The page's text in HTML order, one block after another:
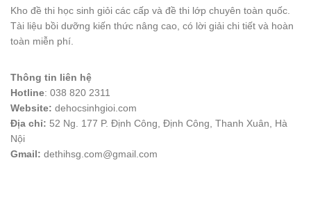
Kho đề thi học sinh giỏi các cấp và đề thi lớp chuyên toàn quốc.
Tài liệu bồi dưỡng kiến thức nâng cao, có lời giải chi tiết và hoàn
toàn miễn phí.
Thông tin liên hệ
Hotline: 038 820 2311
Website: dehocsinhgioi.com
Địa chỉ: 52 Ng. 177 P. Định Công, Định Công, Thanh Xuân, Hà
Nội
Gmail: dethihsg.com@gmail.com